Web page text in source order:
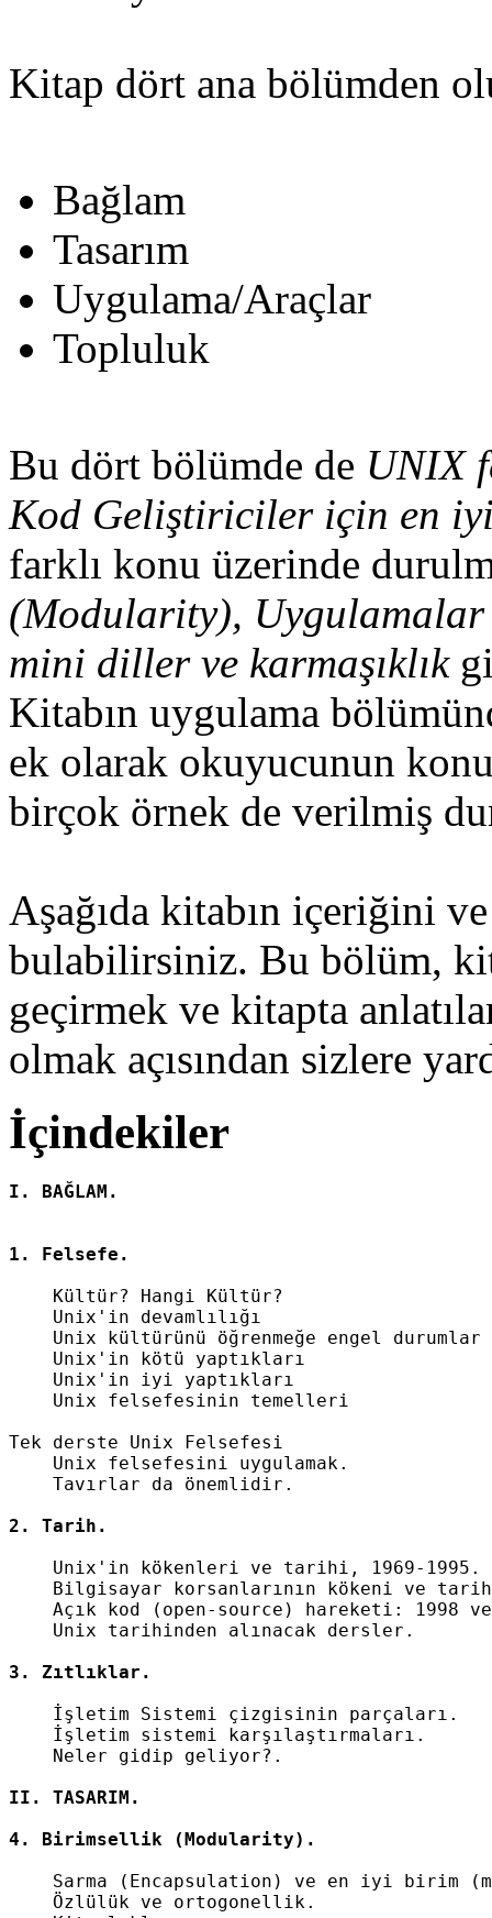
Kitap dört ana bölümden
Bağlam
Tasarım
Uygulama/Araçlar
Topluluk
Bu dört bölümde de UNIX
Kod Geliştiriciler için en
farklı konu üzerinde
(Modularity), Uygulamalar
mini diller ve karmaşıklık
Kitabın uygulama
ek olarak okuyucunun
birçok örnek de verilmiş
Aşağıda kitabın içeriğini
bulabilirsiniz. Bu bölüm,
geçirmek ve kitapta
olmak açısından sizlere
İçindekiler
    Kültür? Hangi Kültür?
    Unix'in devamlılığı
    Unix kültürünü öğrenmeğe engel durumlar
    Unix'in kötü yaptıkları
    Unix'in iyi yaptıkları
    Unix felsefesinin temelleri
Tek derste Unix Felsefesi
    Unix felsefesini uygulamak.
    Tavırlar da önemlidir.
    Unix'in kökenleri ve tarihi, 1969-1995.
Bilgisayar korsanlarının kökeni ve
Açık kod (open-source) hareketi: 1998
    Unix tarihinden alınacak dersler.
    İşletim Sistemi çizgisinin parçaları.
    İşletim sistemi karşılaştırmaları.
    Neler gidip geliyor?.
Sarma (Encapsulation) ve en iyi birim
    Özlülük ve ortogonellik.